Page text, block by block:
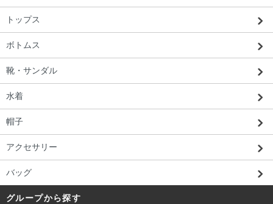
トップス
ボトムス
靴・サンダル
水着
帽子
アクセサリー
バッグ
グループから探す